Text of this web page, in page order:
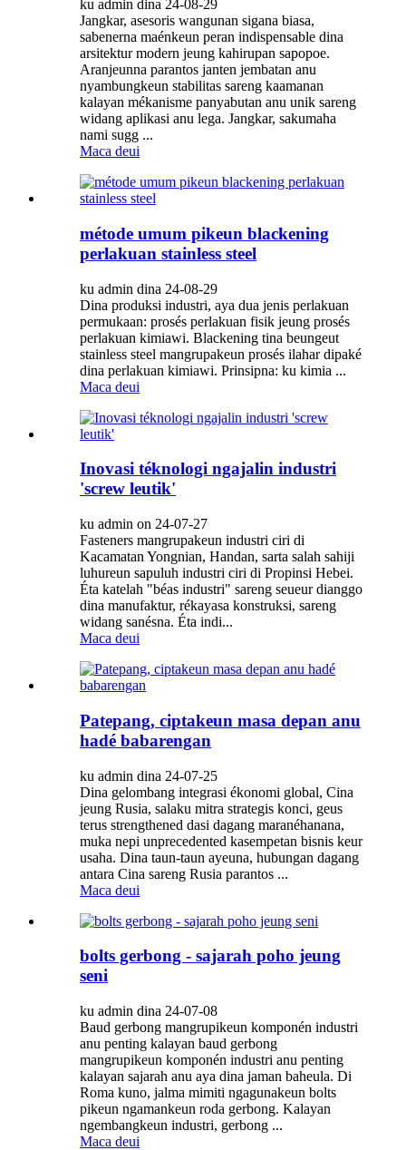
ku admin dina 24-08-29
Jangkar, asesoris wangunan sigana biasa,
sabenerna maénkeun peran indispensable dina
arsitektur modern jeung kahirupan sapopoe.
Aranjeunna parantos janten jembatan anu
nyambungkeun stabilitas sareng kaamanan
kalayan mékanisme panyabutan anu unik sareng
widang aplikasi anu lega. Jangkar, sakumaha
nami sugg ...
Maca deui
métode umum pikeun blackening
perlakuan stainless steel
ku admin dina 24-08-29
Dina produksi industri, aya dua jenis perlakuan
permukaan: prosés perlakuan fisik jeung prosés
perlakuan kimiawi. Blackening tina beungeut
stainless steel mangrupakeun prosés ilahar dipaké
dina perlakuan kimiawi. Prinsipna: ku kimia ...
Maca deui
Inovasi téknologi ngajalin industri
'screw leutik'
ku admin on 24-07-27
Fasteners mangrupakeun industri ciri di
Kacamatan Yongnian, Handan, sarta salah sahiji
luhureun sapuluh industri ciri di Propinsi Hebei.
Éta katelah "béas industri" sareng seueur dianggo
dina manufaktur, rékayasa konstruksi, sareng
widang sanésna. Éta indi...
Maca deui
Patepang, ciptakeun masa depan anu
hadé babarengan
ku admin dina 24-07-25
Dina gelombang integrasi ékonomi global, Cina
jeung Rusia, salaku mitra strategis konci, geus
terus strengthened dasi dagang maranéhanana,
muka nepi unprecedented kasempetan bisnis keur
usaha. Dina taun-taun ayeuna, hubungan dagang
antara Cina sareng Rusia parantos ...
Maca deui
bolts gerbong - sajarah poho jeung
seni
ku admin dina 24-07-08
Baud gerbong mangrupikeun komponén industri
anu penting kalayan baud gerbong
mangrupikeun komponén industri anu penting
kalayan sajarah anu aya dina jaman baheula. Di
Roma kuno, jalma mimiti ngagunakeun bolts
pikeun ngamankeun roda gerbong. Kalayan
ngembangkeun industri, gerbong ...
Maca deui